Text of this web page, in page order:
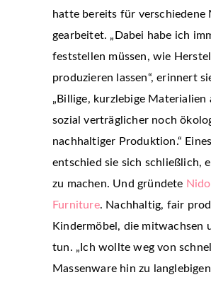
hatte bereits für verschiedene
gearbeitet. „Dabei habe ich
feststellen müssen, wie
produzieren lassen“, erinnert
„Billige, kurzlebige Materialien
sozial verträglicher noch
nachhaltiger Produktion.“ Eines
entschied sie sich schließlich,
zu machen. Und gründete
Furniture. Nachhaltig, fair
Kindermöbel, die mitwachsen
tun. „Ich wollte weg von
Massenware hin zu